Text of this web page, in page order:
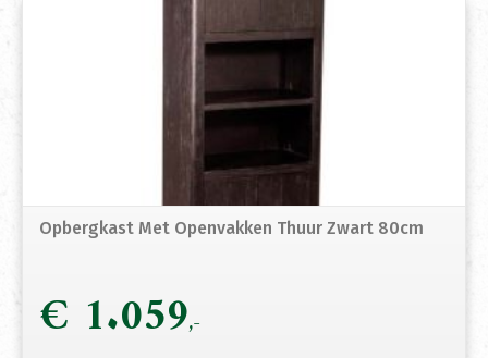
Opbergkast Met Openvakken Thuur Zwart 80cm
€ 1.059